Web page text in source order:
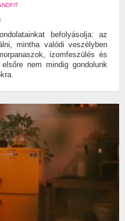
befolyásolja: az
mintha valódi veszélyben
izomfeszülés és
nem mindig gondolunk